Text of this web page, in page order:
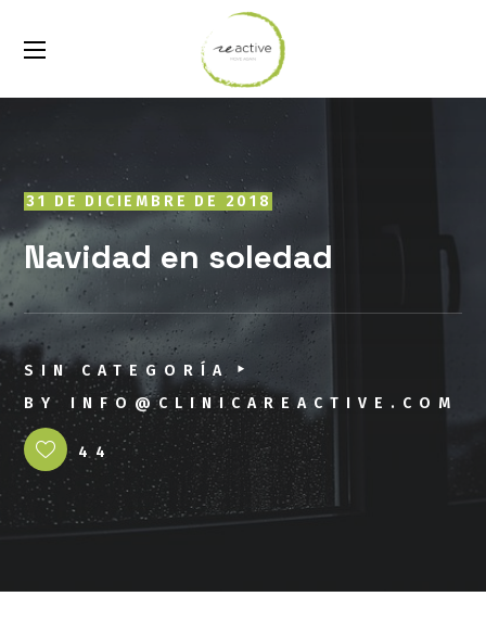
31 DE DICIEMBRE DE 2018
Navidad en soledad
SIN CATEGORÍA
BY
INFO@CLINICAREACTIVE.COM
44